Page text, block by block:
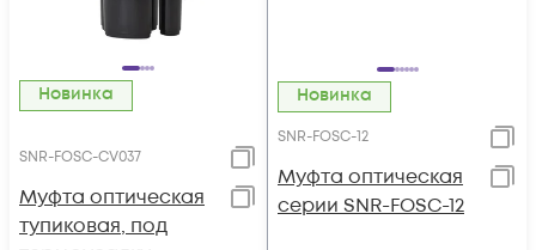
Новинка
SNR-FOSC-CV037
Муфта оптическая
тупиковая, под
Новинка
SNR-FOSC-12
Муфта оптическая
серии SNR-FOSC-12